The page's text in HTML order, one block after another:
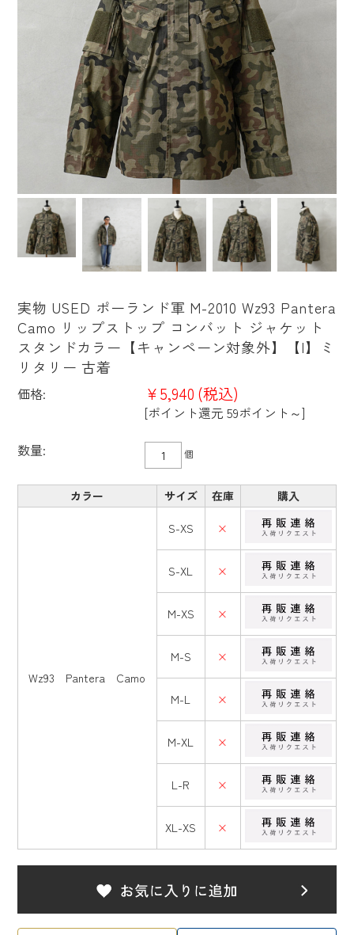
実物 USED ポーランド軍 M-2010 Wz93 Pantera
Camo リップストップ コンバット ジャケット
スタンドカラー【キャンペーン対象外】【I】ミ
リタリー 古着
価格: ¥5,940 (税込)
[ポイント還元 59ポイント～]
数量:
個
カラー サイズ 在庫 購入
Wz93 Pantera Camo
S-XS ×
S-XL ×
M-XS ×
M-S ×
M-L ×
M-XL ×
L-R ×
XL-XS ×